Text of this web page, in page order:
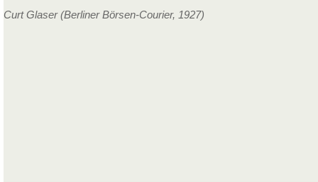
Curt Glaser (Berliner Börsen-Courier, 1927)